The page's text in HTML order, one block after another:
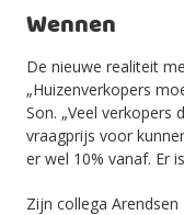
Wennen
De nieuwe realiteit
„Huizenverkopers
Son. „Veel verkopers
vraagprijs voor
er wel 10% vanaf. Er
Zijn collega